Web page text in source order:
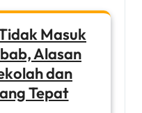
Masuk
Alasan
dan
Tepat